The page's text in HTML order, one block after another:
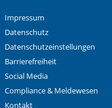
Impressum
Datenschutz
Datenschutzeinstellungen
Barrierefreiheit
Social Media
Compliance & Meldewesen
Kontakt